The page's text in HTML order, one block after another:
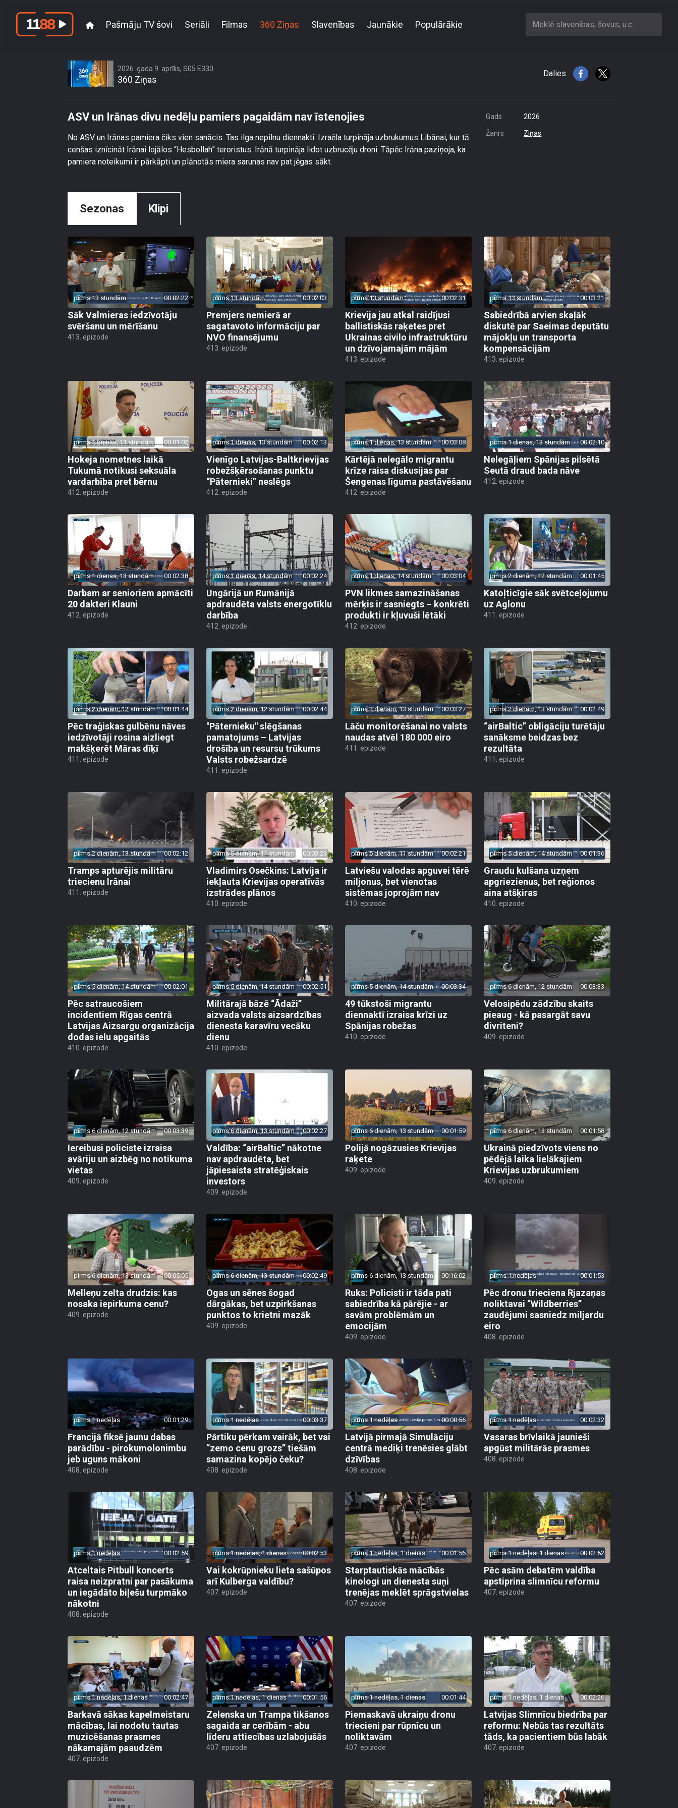
Pašmāju TV šovi Seriāli Filmas 360 Ziņas Slavenības Jaunākie Populārākie Meklē slavenības, šovus, u.c.
2026. gada 9. aprīlis, S05 E330
360 Ziņas
Dalies
ASV un Irānas divu nedēļu pamiers pagaidām nav īstenojies
No ASV un Irānas pamiera čiks vien sanācis. Tas ilga nepilnu diennakti. Izraēla turpināja uzbrukumus Libānai, kur tā
cenšas iznīcināt Irānai lojālos “Hesbollah” teroristus. Irānā turpināja lidot uzbrucēju droni. Tāpēc Irāna paziņoja, ka
pamiera noteikumi ir pārkāpti un plānotās miera sarunas nav pat jēgas sākt.
Gads 2026
Žanrs Ziņas
Sezonas Klipi
pirms 13 stundām 00:02:22
Sāk Valmieras iedzīvotāju
svēršanu un mērīšanu
413. epizode
pirms 13 stundām 00:02:03
Premjers nemierā ar
sagatavoto informāciju par
NVO finansējumu
413. epizode
pirms 13 stundām 00:02:31
Krievija jau atkal raidījusi
ballistiskās raķetes pret
Ukrainas civilo infrastruktūru
un dzīvojamajām mājām
413. epizode
pirms 13 stundām 00:03:21
Sabiedrībā arvien skaļāk
diskutē par Saeimas deputātu
mājokļu un transporta
kompensācijām
413. epizode
pirms 1 dienas, 11 stundām 00:01:02
Hokeja nometnes laikā
Tukumā notikusi seksuāla
vardarbība pret bērnu
412. epizode
pirms 1 dienas, 13 stundām 00:02:13
Vienīgo Latvijas-Baltkrievijas
robežšķērsošanas punktu
“Pāternieki” neslēgs
412. epizode
pirms 1 dienas, 13 stundām 00:03:08
Kārtējā nelegālo migrantu
krīze raisa diskusijas par
Šengenas līguma pastāvēšanu
412. epizode
pirms 1 dienas, 13 stundām 00:02:10
Nelegāļiem Spānijas pilsētā
Seutā draud bada nāve
412. epizode
pirms 1 dienas, 13 stundām 00:02:38
Darbam ar senioriem apmācīti
20 dakteri Klauni
412. epizode
pirms 1 dienas, 14 stundām 00:02:24
Ungārijā un Rumānijā
apdraudēta valsts energotīklu
darbība
412. epizode
pirms 1 dienas, 14 stundām 00:03:04
PVN likmes samazināšanas
mērķis ir sasniegts – konkrēti
produkti ir kļuvuši lētāki
412. epizode
pirms 2 dienām, 12 stundām 00:01:45
Katoļticīgie sāk svētceļojumu
uz Aglonu
411. epizode
pirms 2 dienām, 12 stundām 00:01:44
Pēc traģiskas gulbēnu nāves
iedzīvotāji rosina aizliegt
makšķerēt Māras dīķī
411. epizode
pirms 2 dienām, 12 stundām 00:02:44
"Pāternieku" slēgšanas
pamatojums – Latvijas
drošība un resursu trūkums
Valsts robežsardzē
411. epizode
pirms 2 dienām, 13 stundām 00:03:27
Lāču monitorēšanai no valsts
naudas atvēl 180 000 eiro
411. epizode
pirms 2 dienām, 13 stundām 00:02:49
“airBaltic” obligāciju turētāju
sanāksme beidzas bez
rezultāta
411. epizode
pirms 2 dienām, 13 stundām 00:02:12
Tramps apturējis militāru
triecienu Irānai
411. epizode
pirms 5 dienām, 11 stundām 00:03:23
Vladimirs Osečkins: Latvija ir
iekļauta Krievijas operatīvās
izstrādes plānos
410. epizode
pirms 5 dienām, 11 stundām 00:02:21
Latviešu valodas apguvei tērē
miljonus, bet vienotas
sistēmas joprojām nav
410. epizode
pirms 5 dienām, 14 stundām 00:01:36
Graudu kulšana uzņem
apgriezienus, bet reģionos
aina atšķiras
410. epizode
pirms 5 dienām, 14 stundām 00:02:01
Pēc satraucošiem
incidentiem Rīgas centrā
Latvijas Aizsargu organizācija
dodas ielu apgaitās
410. epizode
pirms 5 dienām, 14 stundām 00:02:51
Militārajā bāzē “Ādaži”
aizvada valsts aizsardzības
dienesta karavīru vecāku
dienu
410. epizode
pirms 5 dienām, 14 stundām 00:03:34
49 tūkstoši migrantu
diennaktī izraisa krīzi uz
Spānijas robežas
410. epizode
pirms 6 dienām, 12 stundām 00:03:33
Velosipēdu zādzību skaits
pieaug - kā pasargāt savu
divriteni?
409. epizode
pirms 6 dienām, 12 stundām 00:03:39
Iereibusi policiste izraisa
avāriju un aizbēg no notikuma
vietas
409. epizode
pirms 6 dienām, 13 stundām 00:02:27
Valdība: “airBaltic” nākotne
nav apdraudēta, bet
jāpiesaista stratēģiskais
investors
409. epizode
pirms 6 dienām, 13 stundām 00:01:59
Polijā nogāzusies Krievijas
raķete
409. epizode
pirms 6 dienām, 13 stundām 00:01:58
Ukrainā piedzīvots viens no
pēdējā laika lielākajiem
Krievijas uzbrukumiem
409. epizode
pirms 6 dienām, 13 stundām 00:05:05
Melleņu zelta drudzis: kas
nosaka iepirkuma cenu?
409. epizode
pirms 6 dienām, 13 stundām 00:02:49
Ogas un sēnes šogad
dārgākas, bet uzpirkšanas
punktos to krietni mazāk
409. epizode
pirms 6 dienām, 13 stundām 00:16:02
Ruks: Policisti ir tāda pati
sabiedrība kā pārējie - ar
savām problēmām un
emocijām
409. epizode
pirms 1 nedēļas 00:01:53
Pēc dronu trieciena Rjazaņas
noliktavai “Wildberries”
zaudējumi sasniedz miljardu
eiro
408. epizode
pirms 1 nedēļas 00:01:29
Francijā fiksē jaunu dabas
parādību - pirokumolonimbu
jeb uguns mākoni
408. epizode
pirms 1 nedēļas 00:03:37
Pārtiku pērkam vairāk, bet vai
“zemo cenu grozs” tiešām
samazina kopējo čeku?
408. epizode
pirms 1 nedēļas 00:00:56
Latvijā pirmajā Simulāciju
centrā mediķi trenēsies glābt
dzīvības
408. epizode
pirms 1 nedēļas 00:02:32
Vasaras brīvlaikā jaunieši
apgūst militārās prasmes
408. epizode
pirms 1 nedēļas 00:02:59
Atceltais Pitbull koncerts
raisa neizpratni par pasākuma
un iegādāto biļešu turpmāko
nākotni
408. epizode
pirms 1 nedēļas, 1 dienas 00:02:53
Vai kokrūpnieku lieta sašūpos
arī Kulberga valdību?
407. epizode
pirms 1 nedēļas, 1 dienas 00:01:56
Starptautiskās mācībās
kinologi un dienesta suņi
trenējas meklēt sprāgstvielas
407. epizode
pirms 1 nedēļas, 1 dienas 00:02:52
Pēc asām debatēm valdība
apstiprina slimnīcu reformu
407. epizode
pirms 1 nedēļas, 1 dienas 00:02:47
Barkavā sākas kapelmeistaru
mācības, lai nodotu tautas
muzicēšanas prasmes
nākamajām paaudzēm
407. epizode
pirms 1 nedēļas, 1 dienas 00:01:56
Zelenska un Trampa tikšanos
sagaida ar cerībām - abu
līderu attiecības uzlabojušās
407. epizode
pirms 1 nedēļas, 1 dienas 00:01:44
Piemaskavā ukraiņu dronu
triecieni par rūpnīcu un
noliktavām
407. epizode
pirms 1 nedēļas, 1 dienas 00:02:26
Latvijas Slimnīcu biedrība par
reformu: Nebūs tas rezultāts
tāds, ka pacientiem būs labāk
407. epizode